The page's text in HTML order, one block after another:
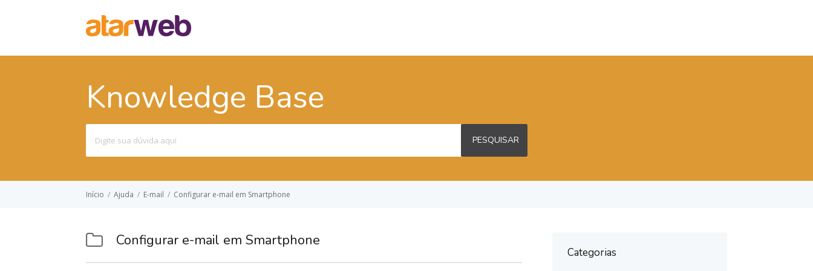
Knowledge Base
por:
PESQUISAR
Início / Ajuda / E-mail / Configurar e-mail em Smartphone
Configurar e-mail em Smartphone
Categorias